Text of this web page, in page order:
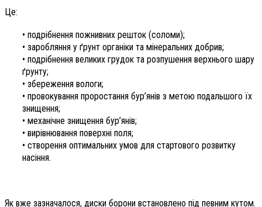
Це:
• подрібнення пожнивних решток (соломи);
• заробляння у ґрунт органіки та мінеральних добрив;
• подрібнення великих грудок та розпушення верхнього шару
ґрунту;
• збереження вологи;
• провокування проростання бур’янів з метою подальшого їх
знищення;
• механічне знищення бур’янів;
• вирівнювання поверхні поля;
• створення оптимальних умов для стартового розвитку
насіння.
Як вже зазначалося, диски борони встановлено під певним кутом.